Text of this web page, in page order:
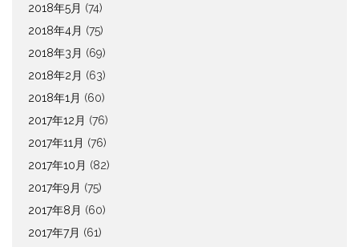
2018年5月 (74)
2018年4月 (75)
2018年3月 (69)
2018年2月 (63)
2018年1月 (60)
2017年12月 (76)
2017年11月 (76)
2017年10月 (82)
2017年9月 (75)
2017年8月 (60)
2017年7月 (61)